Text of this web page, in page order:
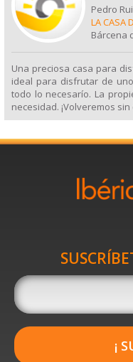
Pedro
LA CASA
Bárcena
Una preciosa casa para
ideal para disfrutar de
todo lo necesarío. La
necesidad. ¡Volveremos
¡